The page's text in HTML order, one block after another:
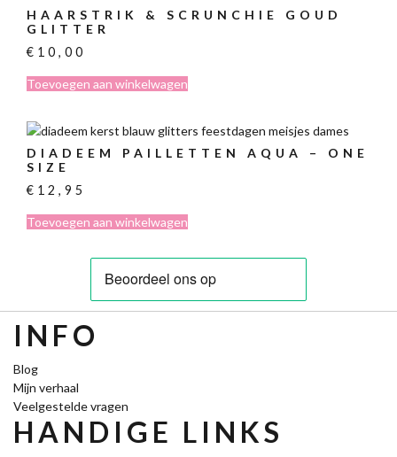
HAARSTRIK & SCRUNCHIE GOUD
GLITTER
€ 10,00
Toevoegen aan winkelwagen
DIADEEM PAILLETTEN AQUA – ONE
SIZE
€ 12,95
Toevoegen aan winkelwagen
INFO
Blog
Mijn verhaal
Veelgestelde vragen
HANDIGE LINKS